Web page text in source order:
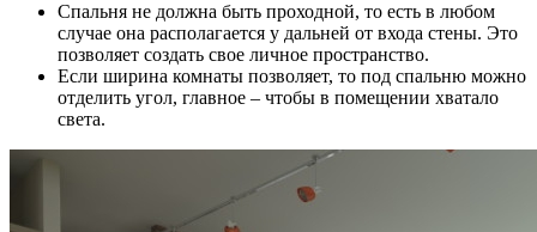
Спальня не должна быть проходной, то есть в любом
случае она располагается у дальней от входа стены. Это
позволяет создать свое личное пространство.
Если ширина комнаты позволяет, то под спальню можно
отделить угол, главное – чтобы в помещении хватало
света.